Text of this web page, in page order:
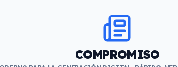
COMPROMISO